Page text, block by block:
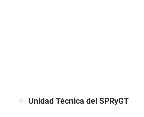
Unidad Técnica del SPRyGT